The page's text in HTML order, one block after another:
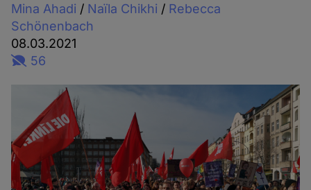
Mina Ahadi / Naïla Chikhi / Rebecca
Schönenbach
08.03.2021
56